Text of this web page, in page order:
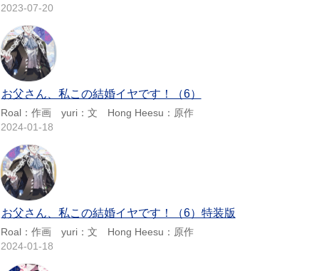
2023-07-20
お父さん、私この結婚イヤです！（6）
Roal：作画 yuri：文 Hong Heesu：原作
2024-01-18
お父さん、私この結婚イヤです！（6）特装版
Roal：作画 yuri：文 Hong Heesu：原作
2024-01-18